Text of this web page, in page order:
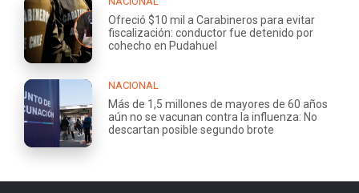
Ofreció $10 mil a Carabineros para evitar
fiscalización: conductor fue detenido por
cohecho en Pudahuel
NACIONAL
Más de 1,5 millones de mayores de 60 años
aún no se vacunan contra la influenza: No
descartan posible segundo brote